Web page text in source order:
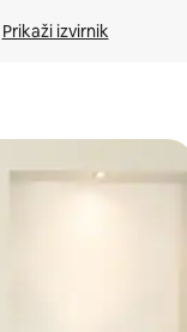
Prikaži izvirnik